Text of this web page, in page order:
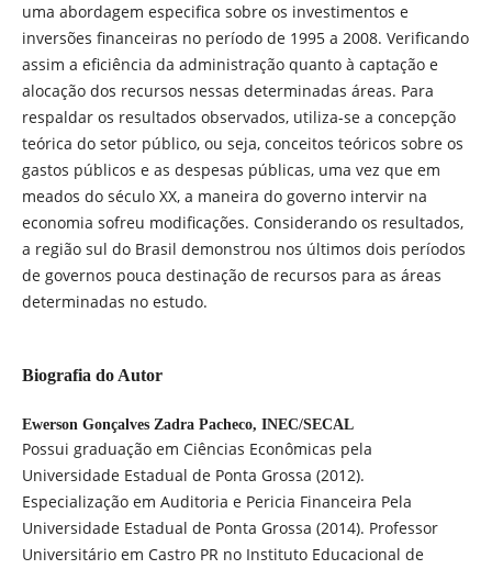
uma abordagem especifica sobre os investimentos e
inversões financeiras no período de 1995 a 2008. Verificando
assim a eficiência da administração quanto à captação e
alocação dos recursos nessas determinadas áreas. Para
respaldar os resultados observados, utiliza-se a concepção
teórica do setor público, ou seja, conceitos teóricos sobre os
gastos públicos e as despesas públicas, uma vez que em
meados do século XX, a maneira do governo intervir na
economia sofreu modificações. Considerando os resultados,
a região sul do Brasil demonstrou nos últimos dois períodos
de governos pouca destinação de recursos para as áreas
determinadas no estudo.
Biografia do Autor
Ewerson Gonçalves Zadra Pacheco, INEC/SECAL
Possui graduação em Ciências Econômicas pela
Universidade Estadual de Ponta Grossa (2012).
Especialização em Auditoria e Pericia Financeira Pela
Universidade Estadual de Ponta Grossa (2014). Professor
Universitário em Castro PR no Instituto Educacional de